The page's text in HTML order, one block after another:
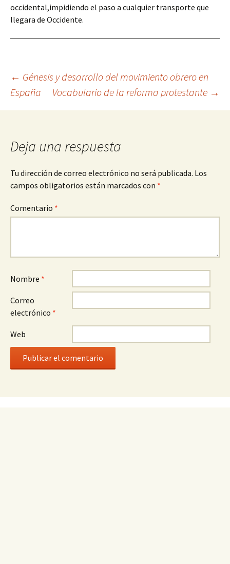
occidental,impidiendo el paso a cualquier transporte que
llegara de Occidente.
Navegación
de
entradas
← Génesis y desarrollo del movimiento obrero en
España
Vocabulario de la reforma protestante →
Deja una respuesta
Tu dirección de correo electrónico no será publicada. Los
campos obligatorios están marcados con *
Comentario *
Nombre *
Correo
electrónico *
Web